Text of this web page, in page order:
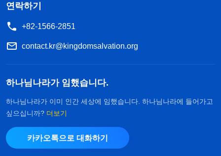
연락하기
+82-1566-2851
contact.kr@kingdomsalvation.org
하나님나라가 임했습니다.
하나님나라가 이미 인간 세상에 임했습니다. 하나님나라에 들어가고
싶으십니까? 더보기
카카오톡으로 대화하기